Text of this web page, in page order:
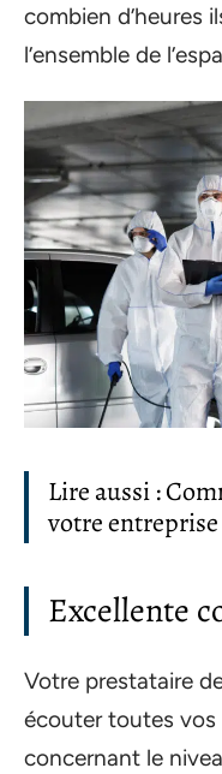
combien d’heures
l’ensemble de
Lire aussi :
votre entreprise
Excellente
Votre prestataire
écouter toutes
concernant le